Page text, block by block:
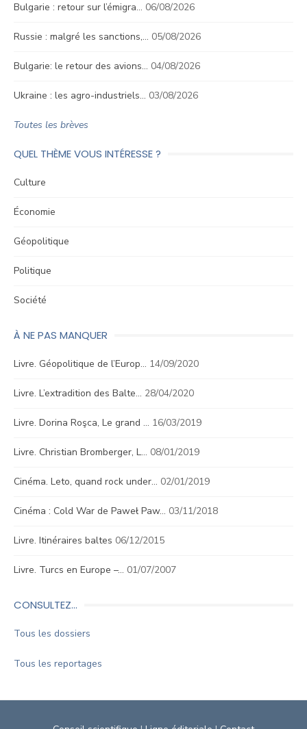
Bulgarie : retour sur l’émigra… 06/08/2026
Russie : malgré les sanctions,… 05/08/2026
Bulgarie: le retour des avions… 04/08/2026
Ukraine : les agro-industriels… 03/08/2026
Toutes les brèves
QUEL THÈME VOUS INTÉRESSE ?
Culture
Économie
Géopolitique
Politique
Société
À NE PAS MANQUER
Livre. Géopolitique de l’Europ… 14/09/2020
Livre. L’extradition des Balte… 28/04/2020
Livre. Dorina Roşca, Le grand … 16/03/2019
Livre. Christian Bromberger, L… 08/01/2019
Cinéma. Leto, quand rock under… 02/01/2019
Cinéma : Cold War de Paweł Paw… 03/11/2018
Livre. Itinéraires baltes 06/12/2015
Livre. Turcs en Europe –… 01/07/2007
CONSULTEZ…
Tous les dossiers
Tous les reportages